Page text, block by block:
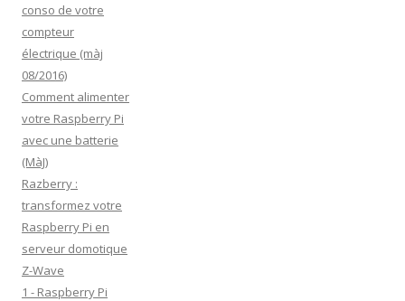
a
i
l
conso de votre
compteur
électrique (màj
08/2016)
Comment alimenter
votre Raspberry Pi
avec une batterie
(MàJ)
Razberry :
transformez votre
Raspberry Pi en
serveur domotique
Z-Wave
1 - Raspberry Pi